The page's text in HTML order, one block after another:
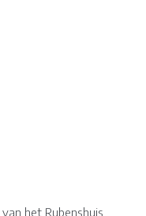
het Rubenshuis